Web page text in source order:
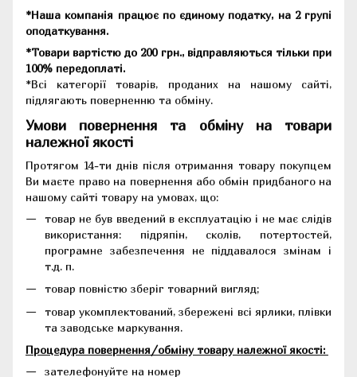
*Наша компанія працює по єдиному податку, на 2 групі
оподаткування.
*Товари вартістю до 200 грн., відправляються тільки при
100% передоплаті.
*Всі категорії товарів, проданих на нашому сайті,
підлягають поверненню та обміну.
Умови повернення та обміну на товари
належної якості
Протягом 14-ти днів після отримання товару покупцем
Ви маєте право на повернення або обмін придбаного на
нашому сайті товару на умовах, що:
товар не був введений в експлуатацію і не має слідів
використання: підряпін, сколів, потертостей,
програмне забезпечення не піддавалося змінам і
т.д. п.
товар повністю зберіг товарний вигляд;
товар укомплектований, збережені всі ярлики, плівки
та заводське маркування.
Процедура повернення/обміну товару належної якості:
зателефонуйте на номер